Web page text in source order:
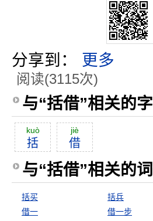
分享到： 更多
阅读(3115次)
与“括借”相关的
kuò
括
jiè
借
与“括借”相关的
括买 括兵
借一
借一步